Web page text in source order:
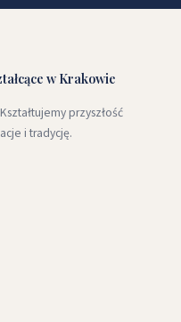
w Krakowie
przyszłość
i tradycję.